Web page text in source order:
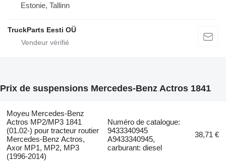
Estonie, Tallinn
TruckParts Eesti OÜ
Prix de suspensions Mercedes-Benz Actros 1841
Moyeu Mercedes-Benz
Actros MP2/MP3 1841
(01.02-) pour tracteur routier
Mercedes-Benz Actros,
Axor MP1, MP2, MP3
(1996-2014)
Numéro de catalogue:
9433340945
A9433340945,
carburant: diesel
38,71 €